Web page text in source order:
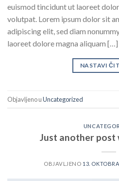
euismod tincidunt ut laoreet
volutpat. Lorem ipsum dolor sit
adipiscing elit, sed diam
laoreet dolore magna aliquam […]
NASTAVI
Objavljeno uUncategorized
Just another post
OBJAVLJENO 13.